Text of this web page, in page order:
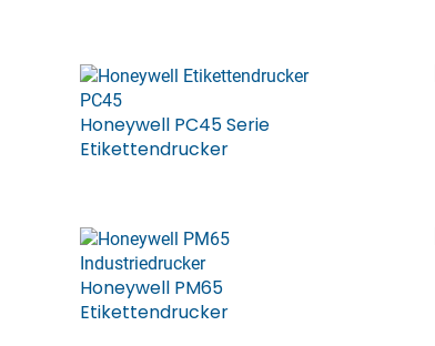
Honeywell PC45 Serie
Etikettendrucker
Honeywell PM65
Etikettendrucker